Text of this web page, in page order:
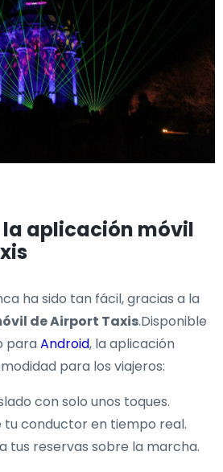
aplicación móvil
ha sido tan fácil, gracias a la
de Airport Taxis.Disponible
paraAndroid, la aplicación
para los viajeros:
con solo unos toques.
tu conductor en tiempo real.
tus reservas sobre la marcha.